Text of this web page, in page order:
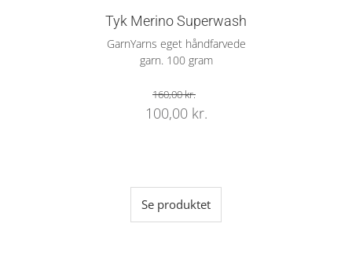
Tyk Merino Superwash
GarnYarns eget håndfarvede
garn. 100 gram
160,00kr.
Original
100,00 kr.
Se produktet